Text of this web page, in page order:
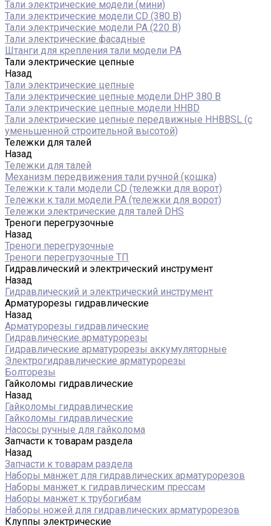
Тали электрические модели (мини)
Тали электрические модели CD (380 В)
Тали электрические модели РА (220 В)
Тали электрические фасадные
Штанги для крепления тали модели РА
Тали электрические цепные
Назад
Тали электрические цепные
Тали электрические цепные модели DHP 380 В
Тали электрические цепные модели HHBD
Тали электрические цепные передвижные HHBBSL (с
уменьшенной строительной высотой)
Тележки для талей
Назад
Тележки для талей
Механизм передвижения тали ручной (кошка)
Тележки к тали модели CD (тележки для ворот)
Тележки к тали модели РА (тележки для ворот)
Тележки электрические для талей DHS
Треноги перегрузочные
Назад
Треноги перегрузочные
Треноги перегрузочные ТП
Гидравлический и электрический инструмент
Назад
Гидравлический и электрический инструмент
Арматурорезы гидравлические
Назад
Арматурорезы гидравлические
Гидравлические арматурорезы
Гидравлические арматурорезы аккумуляторные
Электрогидравлические арматурорезы
Болторезы
Гайколомы гидравлические
Назад
Гайколомы гидравлические
Гайколомы гидравлические
Насосы ручные для гайколома
Запчасти к товарам раздела
Назад
Запчасти к товарам раздела
Наборы манжет для гидравлических арматурорезов
Наборы манжет к гидравлическим прессам
Наборы манжет к трубогибам
Наборы ножей для гидравлических арматурорезов
Клуппы электрические